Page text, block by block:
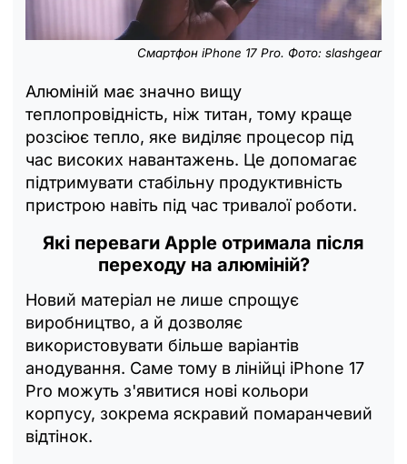
Смартфон iPhone 17 Pro. Фото: slashgear
Алюміній має значно вищу
теплопровідність, ніж титан, тому краще
розсіює тепло, яке виділяє процесор під
час високих навантажень. Це допомагає
підтримувати стабільну продуктивність
пристрою навіть під час тривалої роботи.
Які переваги Apple отримала після
переходу на алюміній?
Новий матеріал не лише спрощує
виробництво, а й дозволяє
використовувати більше варіантів
анодування. Саме тому в лінійці iPhone 17
Pro можуть з'явитися нові кольори
корпусу, зокрема яскравий помаранчевий
відтінок.